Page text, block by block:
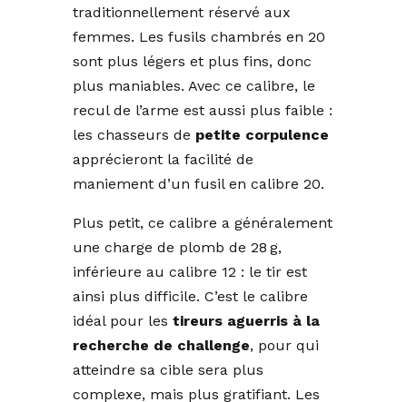
traditionnellement réservé aux
femmes. Les fusils chambrés en 20
sont plus légers et plus fins, donc
plus maniables. Avec ce calibre, le
recul de l’arme est aussi plus faible :
les chasseurs de petite corpulence
apprécieront la facilité de
maniement d’un fusil en calibre 20.
Plus petit, ce calibre a généralement
une charge de plomb de 28 g,
inférieure au calibre 12 : le tir est
ainsi plus difficile. C’est le calibre
idéal pour les tireurs aguerris à la
recherche de challenge, pour qui
atteindre sa cible sera plus
complexe, mais plus gratifiant. Les